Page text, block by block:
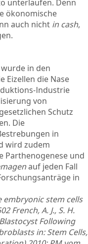
unterlaufen. Denn
ökonomische
auch nicht in cash,
in den
Eizellen die Nase
Industrie
von
Schutz
Die
in
wird zudem
Parthenogenese und
auf jeden Fall
in
embryonic stem cells
French, A. J., S. H.
Following
in: Stem Cells,